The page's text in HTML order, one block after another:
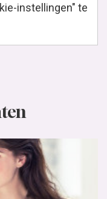
instellingen" te